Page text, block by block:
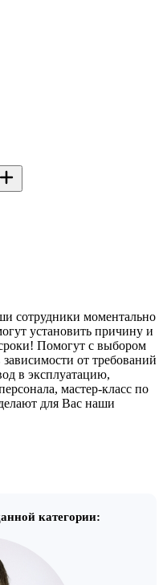
сотрудники моментально
установить причину и
Помогут с выбором
от требований
в эксплуатацию,
мастер-класс по
для Вас наши
категории: